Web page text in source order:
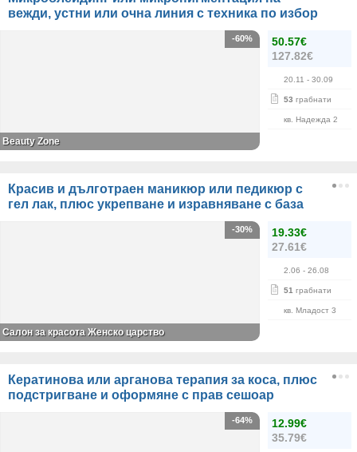
вежди, устни или очна линия с техника по избор
50.57€
127.82€
20.11 - 30.09
53 грабнати
кв. Надежда 2
-60%
Beauty Zone
Красив и дълготраен маникюр или педикюр с
гел лак, плюс укрепване и изравняване с база
19.33€
27.61€
2.06 - 26.08
51 грабнати
кв. Младост 3
-30%
Салон за красота Женско царство
Кератинова или арганова терапия за коса, плюс
подстригване и оформяне с прав сешоар
12.99€
35.79€
-64%